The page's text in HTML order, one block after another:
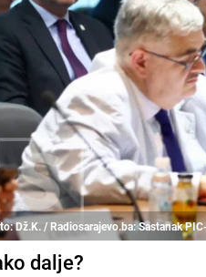
Dž.K. / Radiosarajevo.ba: Sastanak
dalje?